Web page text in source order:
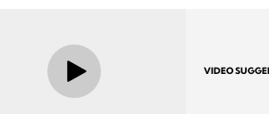
VIDEO